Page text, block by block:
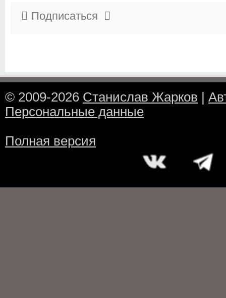
Подписаться
© 2009-2026 Станислав Жарков
Персональные данные
Полная версия